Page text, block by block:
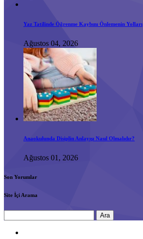
Yaz Tatilinde Öğrenme Kaybını Önlemenin Yolları
Ağustos 04, 2026
Anaokulunda Disiplin Anlayışı Nasıl Olmalıdır?
Ağustos 01, 2026
Son Yorumlar
Site İçi Arama